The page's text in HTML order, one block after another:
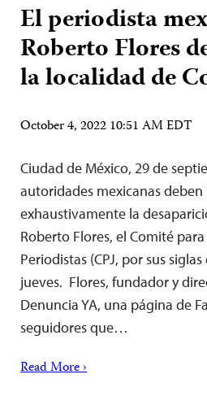
El periodista
Roberto Flores
la localidad de
October 4, 2022 10:51 AM EDT
Ciudad de México, 29 de
autoridades mexicanas
exhaustivamente la
Roberto Flores, el Comité
Periodistas (CPJ, por sus
jueves. Flores, fundador y
Denuncia YA, una página de
seguidores que…
Read More ›